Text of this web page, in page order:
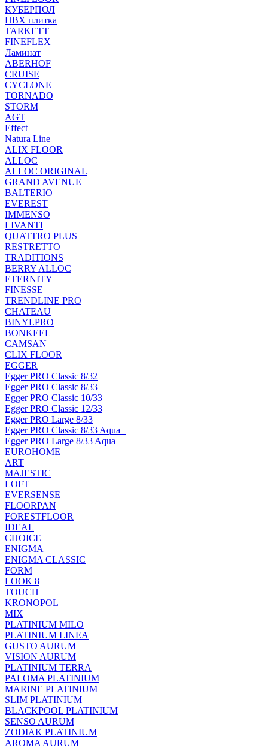
КУБЕРПОЛ
ПВХ плитка
TARKETT
FINEFLEX
Ламинат
ABERHOF
CRUISE
CYCLONE
TORNADO
STORM
AGT
Effect
Natura Line
ALIX FLOOR
ALLOC
ALLOC ORIGINAL
GRAND AVENUE
BALTERIO
EVEREST
IMMENSO
LIVANTI
QUATTRO PLUS
RESTRETTO
TRADITIONS
BERRY ALLOC
ETERNITY
FINESSE
TRENDLINE PRO
CHATEAU
BINYLPRO
BONKEEL
CAMSAN
CLIX FLOOR
EGGER
Egger PRO Classic 8/32
Egger PRO Classic 8/33
Egger PRO Classic 10/33
Egger PRO Classic 12/33
Egger PRO Large 8/33
Egger PRO Classic 8/33 Aqua+
Egger PRO Large 8/33 Aqua+
EUROHOME
ART
MAJESTIC
LOFT
EVERSENSE
FLOORPAN
FORESTFLOOR
IDEAL
CHOICE
ENIGMA
ENIGMA CLASSIC
FORM
LOOK 8
TOUCH
KRONOPOL
MIX
PLATINIUM MILO
PLATINIUM LINEA
GUSTO AURUM
VISION AURUM
PLATINIUM TERRA
PALOMA PLATINIUM
MARINE PLATINIUM
SLIM PLATINIUM
BLACKPOOL PLATINIUM
SENSO AURUM
ZODIAK PLATINIUM
AROMA AURUM